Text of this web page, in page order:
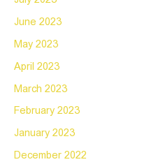
June 2023
May 2023
April 2023
March 2023
February 2023
January 2023
December 2022